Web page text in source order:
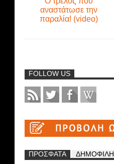
αναστάτωσε την
παραλία! (video)
FOLLOW US
ΠΡΟΣΦΑΤΑ ΔΗΜΟΦΙΛΗ